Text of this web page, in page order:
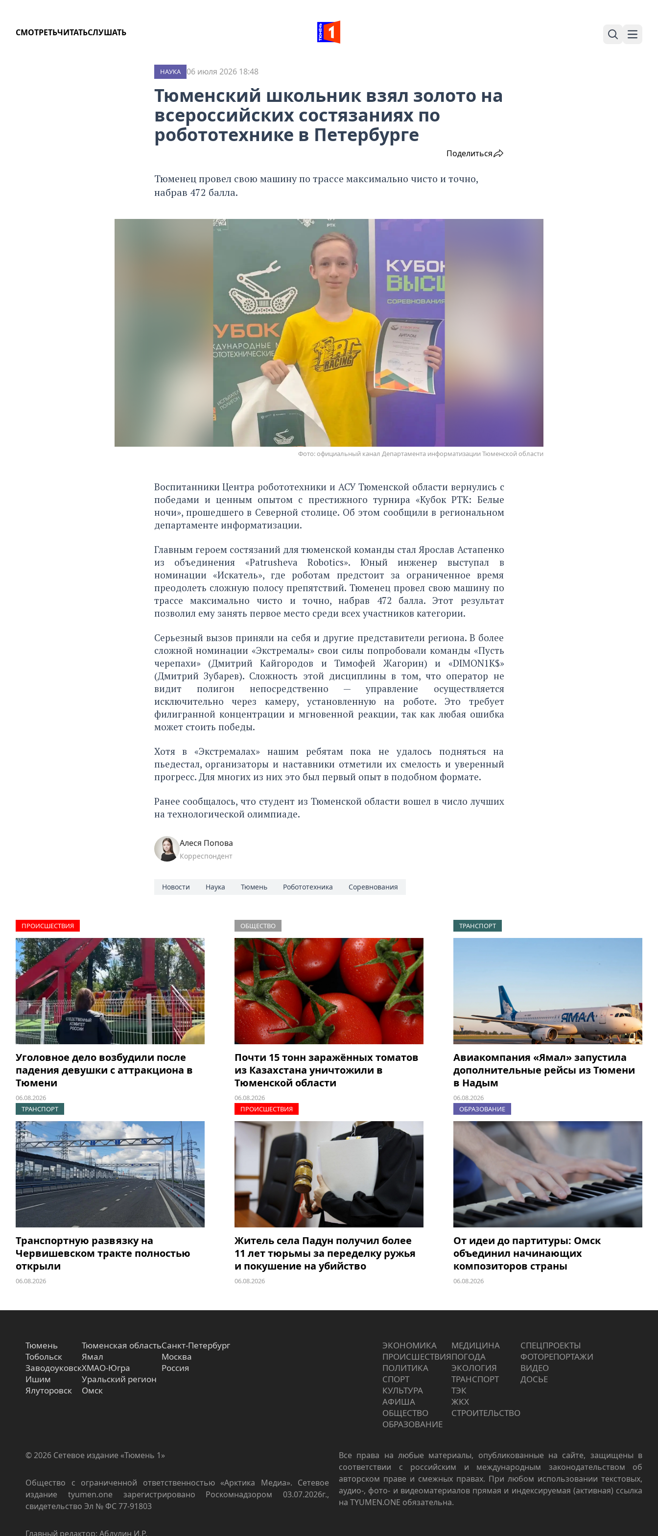
СМОТРЕТЬЧИТАТЬСЛУШАТЬ
Поиск
НАУКА 06 июля 2026 18:48
Тюменский школьник взял золото на
всероссийских состязаниях по
робототехнике в Петербурге
Поделиться
Тюменец провел свою машину по трассе максимально чисто и точно,
набрав 472 балла.
Фото: официальный канал Департамента информатизации Тюменской области
Воспитанники Центра робототехники и АСУ Тюменской области вернулись с
победами и ценным опытом с престижного турнира «Кубок РТК: Белые
ночи», прошедшего в Северной столице. Об этом сообщили в региональном
департаменте информатизации.
Главным героем состязаний для тюменской команды стал Ярослав Астапенко
из объединения «Patrusheva Robotics». Юный инженер выступал в
номинации «Искатель», где роботам предстоит за ограниченное время
преодолеть сложную полосу препятствий. Тюменец провел свою машину по
трассе максимально чисто и точно, набрав 472 балла. Этот результат
позволил ему занять первое место среди всех участников категории.
Серьезный вызов приняли на себя и другие представители региона. В более
сложной номинации «Экстремалы» свои силы попробовали команды «Пусть
черепахи» (Дмитрий Кайгородов и Тимофей Жагорин) и «DIMON1K$»
(Дмитрий Зубарев). Сложность этой дисциплины в том, что оператор не
видит полигон непосредственно — управление осуществляется
исключительно через камеру, установленную на роботе. Это требует
филигранной концентрации и мгновенной реакции, так как любая ошибка
может стоить победы.
Хотя в «Экстремалах» нашим ребятам пока не удалось подняться на
пьедестал, организаторы и наставники отметили их смелость и уверенный
прогресс. Для многих из них это был первый опыт в подобном формате.
Ранее сообщалось, что студент из Тюменской областивошел в число лучших
на технологической олимпиаде.
Алеся Попова
Корреспондент
Новости Наука Тюмень Робототехника Соревнования
ПРОИCШЕСТВИЯ
Уголовное дело возбудили после
падения девушки с аттракциона в
Тюмени
06.08.2026
ОБЩЕСТВО
Почти 15 тонн заражённых томатов
из Казахстана уничтожили в
Тюменской области
06.08.2026
ТРАНСПОРТ
Авиакомпания «Ямал» запустила
дополнительные рейсы из Тюмени
в Надым
06.08.2026
ТРАНСПОРТ
Транспортную развязку на
Червишевском тракте полностью
открыли
06.08.2026
ПРОИCШЕСТВИЯ
Житель села Падун получил более
11 лет тюрьмы за переделку ружья
и покушение на убийство
06.08.2026
ОБРАЗОВАНИЕ
От идеи до партитуры: Омск
объединил начинающих
композиторов страны
06.08.2026
Тюмень
Тобольск
Заводоуковск
Ишим
Ялуторовск
Тюменская область
Ямал
ХМАО-Югра
Уральский регион
Омск
Санкт-Петербург
Москва
Россия
ЭКОНОМИКА
ПРОИCШЕСТВИЯ
ПОЛИТИКА
СПОРТ
КУЛЬТУРА
АФИША
ОБЩЕСТВО
ОБРАЗОВАНИЕ
МЕДИЦИНА
ПОГОДА
ЭКОЛОГИЯ
ТРАНСПОРТ
ТЭК
ЖКХ
СТРОИТЕЛЬСТВО
СПЕЦПРОЕКТЫ
ФОТОРЕПОРТАЖИ
ВИДЕО
ДОСЬЕ
© 2026 Сетевое издание «Тюмень 1»
Общество с ограниченной ответственностью «Арктика Медиа». Сетевое
издание tyumen.one зарегистрировано Роскомнадзором 03.07.2026г.,
свидетельство Эл № ФС 77-91803
Главный редактор: Абдулин И.Р.
Все права на любые материалы, опубликованные на сайте, защищены в
соответствии с российским и международным законодательством об
авторском праве и смежных правах. При любом использовании текстовых,
аудио-, фото- и видеоматериалов прямая и индексируемая (активная) ссылка
на TYUMEN.ONE обязательна.